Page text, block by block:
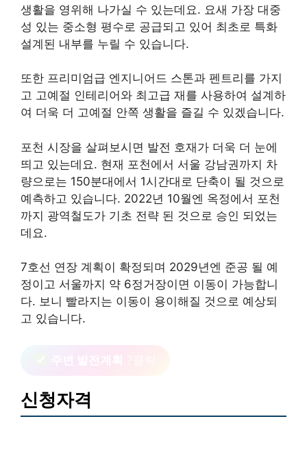
생활을 영위해 나가실 수 있는데요. 요새 가장 대중
성 있는 중소형 평수로 공급되고 있어 최초로 특화
설계된 내부를 누릴 수 있습니다.
또한 프리미엄급 엔지니어드 스톤과 펜트리를 가지
고 고예절 인테리어와 최고급 재를 사용하여 설계하
여 더욱 더 고예절 안쪽 생활을 즐길 수 있겠습니다.
포천 시장을 살펴보시면 발전 호재가 더욱 더 눈에
띄고 있는데요. 현재 포천에서 서울 강남권까지 차
량으로는 150분대에서 1시간대로 단축이 될 것으로
예측하고 있습니다. 2022년 10월엔 옥정에서 포천
까지 광역철도가 기초 전략 된 것으로 승인 되었는
데요.
7호선 연장 계획이 확정되며 2029년엔 준공 될 예
정이고 서울까지 약 6정거장이면 이동이 가능합니
다. 보니 빨라지는 이동이 용이해질 것으로 예상되
고 있습니다.
신청자격